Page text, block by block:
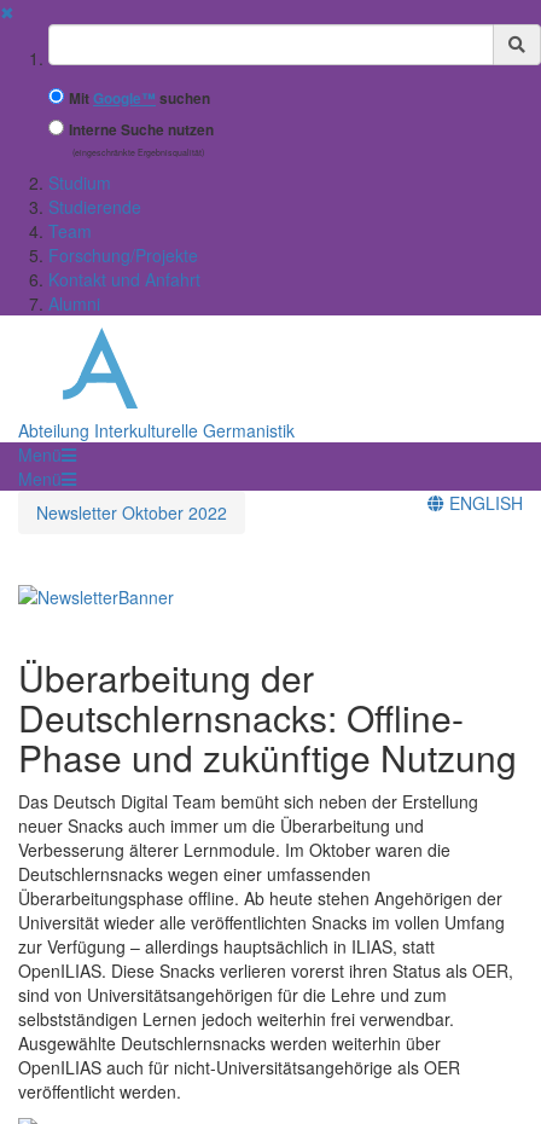
✖
Suchbegriff
MitGoogle™ suchen
Interne Suche nutzen
(eingeschränkte Ergebnisqualität)
Studium
Studierende
Team
Forschung/Projekte
Kontakt und Anfahrt
Alumni
Abteilung Interkulturelle Germanistik
Menü
Menü
Newsletter Oktober 2022
ENGLISH
Überarbeitung der
Deutschlernsnacks: Offline-
Phase und zukünftige Nutzung
Das Deutsch Digital Team bemüht sich neben der Erstellung
neuer Snacks auch immer um die Überarbeitung und
Verbesserung älterer Lernmodule. Im Oktober waren die
Deutschlernsnacks wegen einer umfassenden
Überarbeitungsphase offline. Ab heute stehen Angehörigen der
Universität wieder alle veröffentlichten Snacks im vollen Umfang
zur Verfügung – allerdings hauptsächlich in ILIAS, statt
OpenILIAS. Diese Snacks verlieren vorerst ihren Status als OER,
sind von Universitätsangehörigen für die Lehre und zum
selbstständigen Lernen jedoch weiterhin frei verwendbar.
Ausgewählte Deutschlernsnacks werden weiterhin über
OpenILIAS auch für nicht-Universitätsangehörige als OER
veröffentlicht werden.